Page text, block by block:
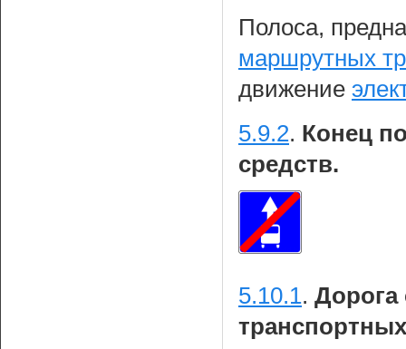
Полоса,
маршрутных
движение
5.9.2. Конец
средств.
5.10.1.